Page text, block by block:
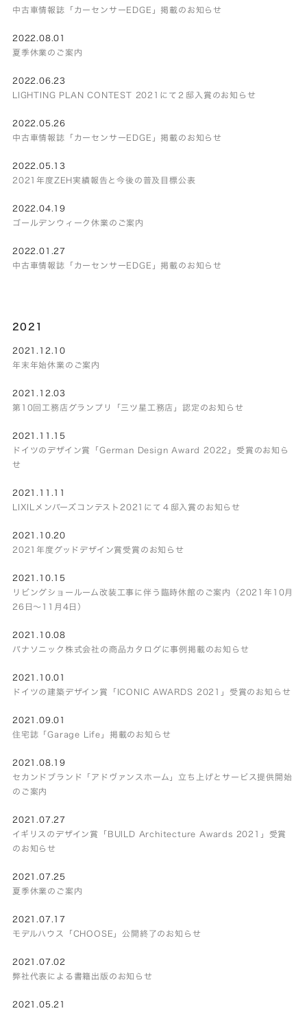
中古車情報誌「カーセンサーEDGE」掲載のお知らせ
2022.08.01
夏季休業のご案内
2022.06.23
LIGHTING PLAN CONTEST 2021にて２邸入賞のお知らせ
2022.05.26
中古車情報誌「カーセンサーEDGE」掲載のお知らせ
2022.05.13
2021年度ZEH実績報告と今後の普及目標公表
2022.04.19
ゴールデンウィーク休業のご案内
2022.01.27
中古車情報誌「カーセンサーEDGE」掲載のお知らせ
2021
2021.12.10
年末年始休業のご案内
2021.12.03
第10回工務店グランプリ「三ツ星工務店」認定のお知らせ
2021.11.15
ドイツのデザイン賞「German Design Award 2022」受賞のお知ら
せ
2021.11.11
LIXILメンバーズコンテスト2021にて４邸入賞のお知らせ
2021.10.20
2021年度グッドデザイン賞受賞のお知らせ
2021.10.15
リビングショールーム改装工事に伴う臨時休館のご案内（2021年10月
26日～11月4日）
2021.10.08
パナソニック株式会社の商品カタログに事例掲載のお知らせ
2021.10.01
ドイツの建築デザイン賞「ICONIC AWARDS 2021」受賞のお知らせ
2021.09.01
住宅誌「Garage Life」掲載のお知らせ
2021.08.19
セカンドブランド「アドヴァンスホーム」立ち上げとサービス提供開始
のご案内
2021.07.27
イギリスのデザイン賞「BUILD Architecture Awards 2021」受賞
のお知らせ
2021.07.25
夏季休業のご案内
2021.07.17
モデルハウス「CHOOSE」公開終了のお知らせ
2021.07.02
弊社代表による書籍出版のお知らせ
2021.05.21